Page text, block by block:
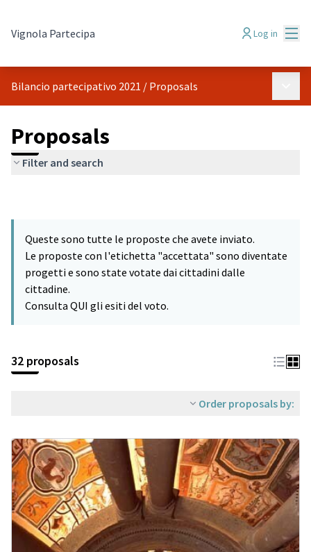
Vignola Partecipa Log in
Bilancio partecipativo 2021 / Proposals
Proposals
Filter and search
Queste sono tutte le proposte che avete inviato.
Le proposte con l'etichetta "accettata" sono diventate
progetti e sono state votate dai cittadini dalle
cittadine.
Consulta QUI gli esiti del voto.
32 proposals
Order proposals by: